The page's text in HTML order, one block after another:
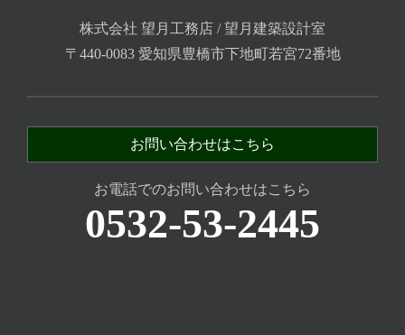
株式会社 望月工務店 / 望月建築設計室
〒440-0083 愛知県豊橋市下地町若宮72番地
お問い合わせはこちら
お電話でのお問い合わせはこちら
0532-53-2445